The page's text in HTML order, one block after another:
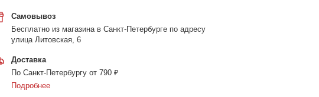
Самовывоз
Бесплатно из магазина в Санкт-Петербурге по адресу
улица Литовская, 6
Доставка
По Санкт-Петербургу от 790 ₽
Подробнее